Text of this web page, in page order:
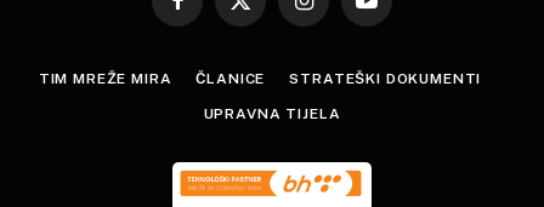
Facebook
X
InstagramYouTube
TIM MREŽE MIRA ČLANICE STRATEŠKI DOKUMENTI
UPRAVNA TIJELA